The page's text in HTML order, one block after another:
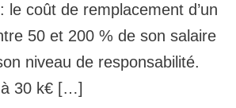
le coût de remplacement d’un
50 et 200 % de son salaire
niveau de responsabilité.
30 k€ […]